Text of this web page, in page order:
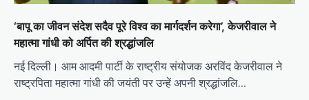
‘बापू का जीवन संदेश सदैव पूरे विश्व का मार्गदर्शन करेगा’, केजरीवाल ने
महात्मा गांधी को अर्पित की श्रद्धांजलि
नई दिल्ली। आम आदमी पार्टी के राष्ट्रीय संयोजक अरविंद केजरीवाल ने
राष्ट्रपिता महात्मा गांधी की जयंती पर उन्हें अपनी श्रद्धांजलि…